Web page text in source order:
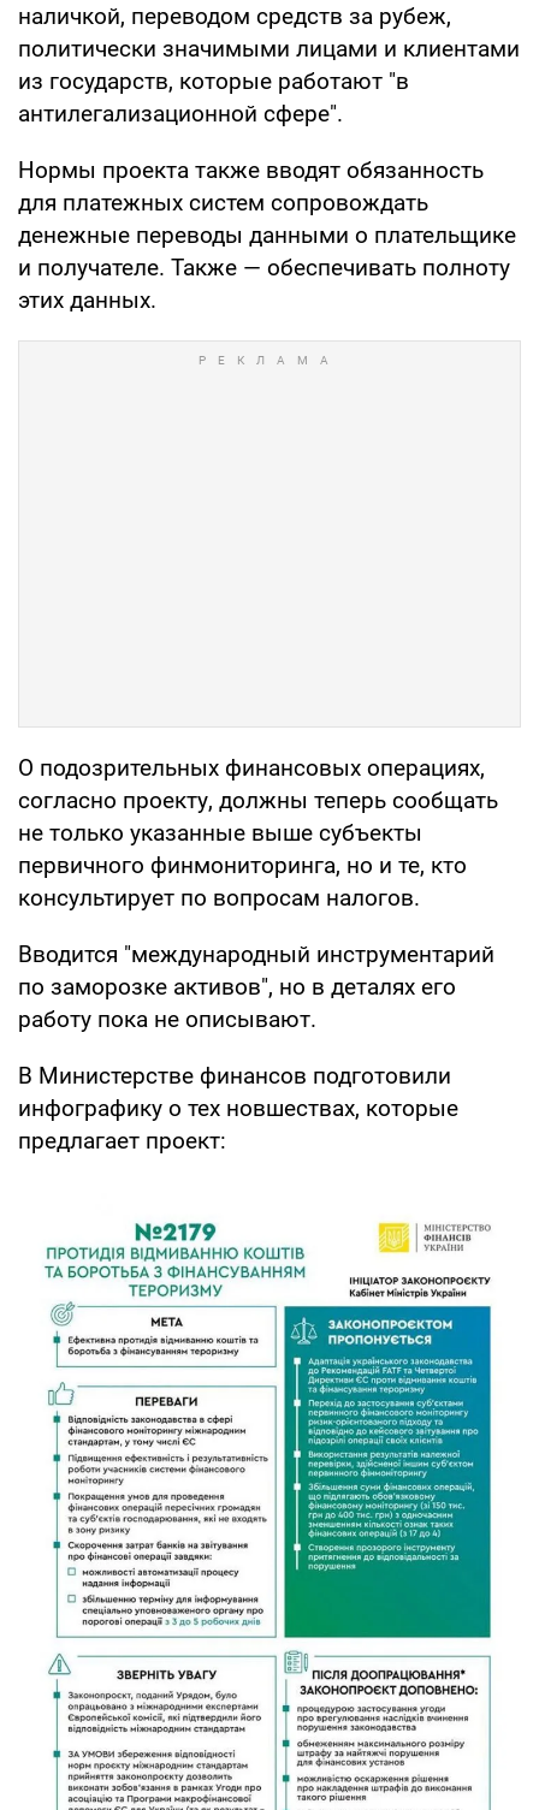
наличкой, переводом средств за рубеж,
политически значимыми лицами и клиентами
из государств, которые работают "в
антилегализационной сфере".
Нормы проекта также вводят обязанность
для платежных систем сопровождать
денежные переводы данными о плательщике
и получателе. Также — обеспечивать полноту
этих данных.
О подозрительных финансовых операциях,
согласно проекту, должны теперь сообщать
не только указанные выше субъекты
первичного финмониторинга, но и те, кто
консультирует по вопросам налогов.
Вводится "международный инструментарий
по заморозке активов", но в деталях его
работу пока не описывают.
В Министерстве финансов подготовили
инфографику о тех новшествах, которые
предлагает проект: